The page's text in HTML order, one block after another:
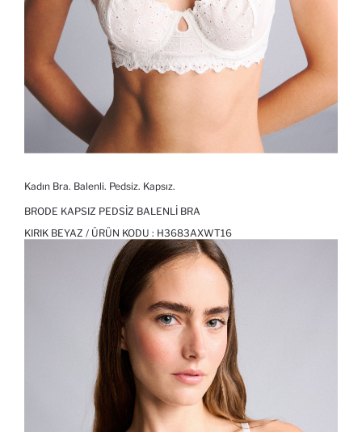
Kadın Bra. Balenli. Pedsiz. Kapsız.
BRODE KAPSIZ PEDSIZ BALENLI BRA
KIRIK BEYAZ / ÜRÜN KODU : H3683AXWT16